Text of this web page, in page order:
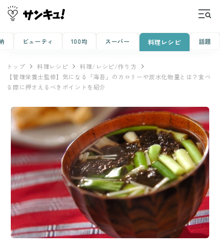
ビューティ 100均 スーパー 料理レシピ 話題
トップ 料理レシピ
料理/レシピ/作り方
【管理栄養士監修】気になる「海苔」のカロリーや炭水化物量とは？食べ
る際に押さえるべきポイントを紹介